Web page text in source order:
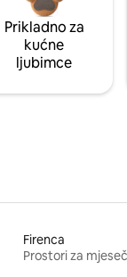
Prikladno za
kućne
ljubimce
Firenca
Prostori za